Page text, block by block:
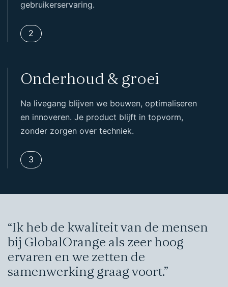
gebruikerservaring.
2
Onderhoud & groei
Na livegang blijven we bouwen, optimaliseren
en innoveren. Je product blijft in topvorm,
zonder zorgen over techniek.
3
“Ik heb de kwaliteit van de mensen
bij GlobalOrange als zeer hoog
ervaren en we zetten de
samenwerking graag voort.”